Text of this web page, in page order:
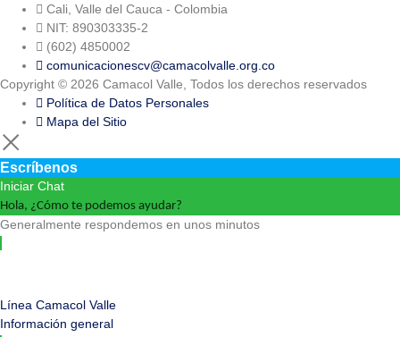
Cali, Valle del Cauca - Colombia
NIT: 890303335-2
(602) 4850002
comunicacionescv@camacolvalle.org.co
Copyright © 2026 Camacol Valle, Todos los derechos reservados
Política de Datos Personales
Mapa del Sitio
Escríbenos
Iniciar Chat
Hola, ¿Cómo te podemos ayudar?
Generalmente respondemos en unos minutos
Línea Camacol Valle
Información general